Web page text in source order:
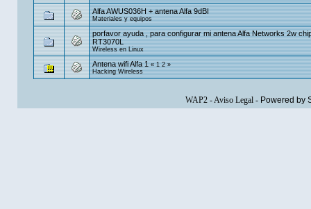
Alfa AWUS036H + antena Alfa 9dBI
Materiales y equipos
porfavor ayuda , para configurar mi antena Alfa Networks 2w
RT3070L
Wireless en Linux
Antena wifi Alfa 1 «1 2»
Hacking Wireless
WAP2-Aviso Legal- Powered by